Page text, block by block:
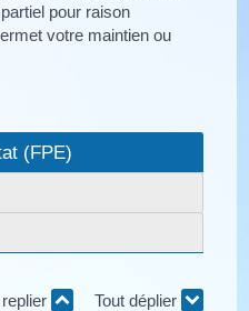
pour raison
votre maintien ou
(FPE)
Tout déplier